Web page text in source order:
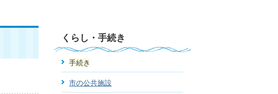
くらし・手続き
手続き
市の公共施設